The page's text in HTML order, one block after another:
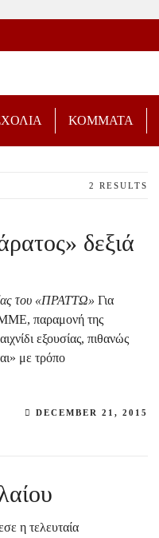
ΚΟΜΜΑΤΑ
2 RESULTS
δεξιά
του «ΠΡΑΤΤΩ» Για
ΜΜΕ, παραμονή της
εξουσίας, πιθανώς
με τρόπο
DECEMBER 21, 2015
η τελευταία